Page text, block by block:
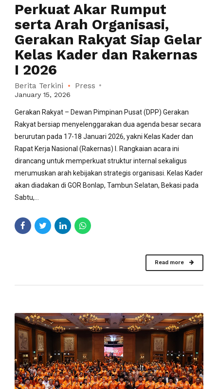
Perkuat Akar Rumput
serta Arah Organisasi,
Gerakan Rakyat Siap Gelar
Kelas Kader dan Rakernas
I 2026
Berita Terkini Press
January 15, 2026
Gerakan Rakyat – Dewan Pimpinan Pusat (DPP) Gerakan
Rakyat bersiap menyelenggarakan dua agenda besar secara
berurutan pada 17-18 Januari 2026, yakni Kelas Kader dan
Rapat Kerja Nasional (Rakernas) I. Rangkaian acara ini
dirancang untuk memperkuat struktur internal sekaligus
merumuskan arah kebijakan strategis organisasi. Kelas Kader
akan diadakan di GOR Bonlap, Tambun Selatan, Bekasi pada
Sabtu,...
Read more